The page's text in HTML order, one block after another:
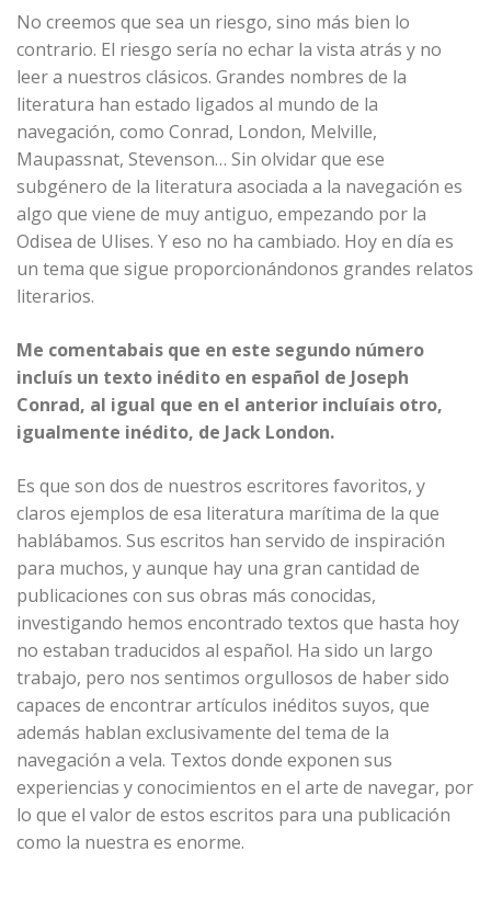
No creemos que sea un riesgo, sino más bien lo
contrario. El riesgo sería no echar la vista atrás y no
leer a nuestros clásicos. Grandes nombres de la
literatura han estado ligados al mundo de la
navegación, como Conrad, London, Melville,
Maupassnat, Stevenson… Sin olvidar que ese
subgénero de la literatura asociada a la navegación es
algo que viene de muy antiguo, empezando por la
Odisea de Ulises. Y eso no ha cambiado. Hoy en día es
un tema que sigue proporcionándonos grandes relatos
literarios.
Me comentabais que en este segundo número
incluís un texto inédito en español de Joseph
Conrad, al igual que en el anterior incluíais otro,
igualmente inédito, de Jack London.
Es que son dos de nuestros escritores favoritos, y
claros ejemplos de esa literatura marítima de la que
hablábamos. Sus escritos han servido de inspiración
para muchos, y aunque hay una gran cantidad de
publicaciones con sus obras más conocidas,
investigando hemos encontrado textos que hasta hoy
no estaban traducidos al español. Ha sido un largo
trabajo, pero nos sentimos orgullosos de haber sido
capaces de encontrar artículos inéditos suyos, que
además hablan exclusivamente del tema de la
navegación a vela. Textos donde exponen sus
experiencias y conocimientos en el arte de navegar, por
lo que el valor de estos escritos para una publicación
como la nuestra es enorme.